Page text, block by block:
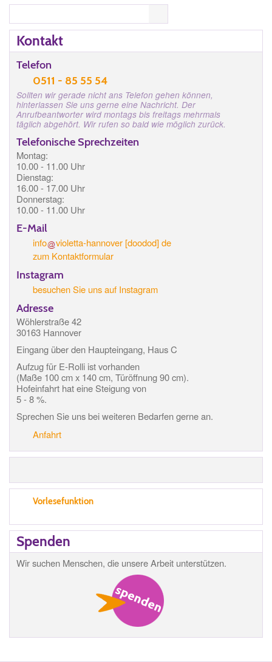
Kontakt
Telefon
0511 - 85 55 54
Sollten wir gerade nicht ans Telefon gehen können,
hinterlassen Sie uns gerne eine Nachricht. Der
Anrufbeantworter wird montags bis freitags mehrmals
täglich abgehört. Wir rufen so bald wie möglich zurück.
Telefonische Sprechzeiten
Montag:
10.00 - 11.00 Uhr
Dienstag:
16.00 - 17.00 Uhr
Donnerstag:
10.00 - 11.00 Uhr
E-Mail
info violetta-hannover[doodod] de
zum Kontaktformular
Instagram
besuchen Sie uns auf Instagram
Adresse
Wöhlerstraße 42
30163 Hannover
Eingang über den Haupteingang, Haus C
Aufzug für E-Rolli ist vorhanden
(Maße 100 cm x 140 cm, Türöffnung 90 cm).
Hofeinfahrt hat eine Steigung von
5 - 8 %.
Sprechen Sie uns bei weiteren Bedarfen gerne an.
Anfahrt
Vorlesefunktion
Spenden
Wir suchen Menschen, die unsere Arbeit unterstützen.